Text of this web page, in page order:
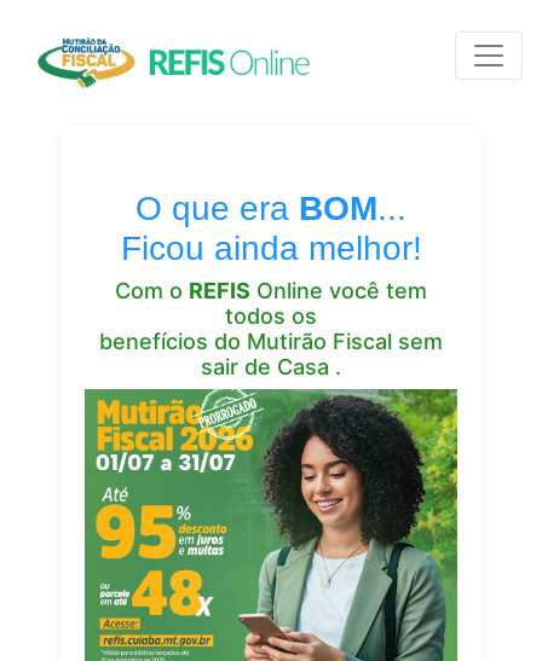
O que era BOM...
Ficou ainda melhor!
Com o REFIS Online você tem
todos os
benefícios do Mutirão Fiscal sem
sair de Casa .